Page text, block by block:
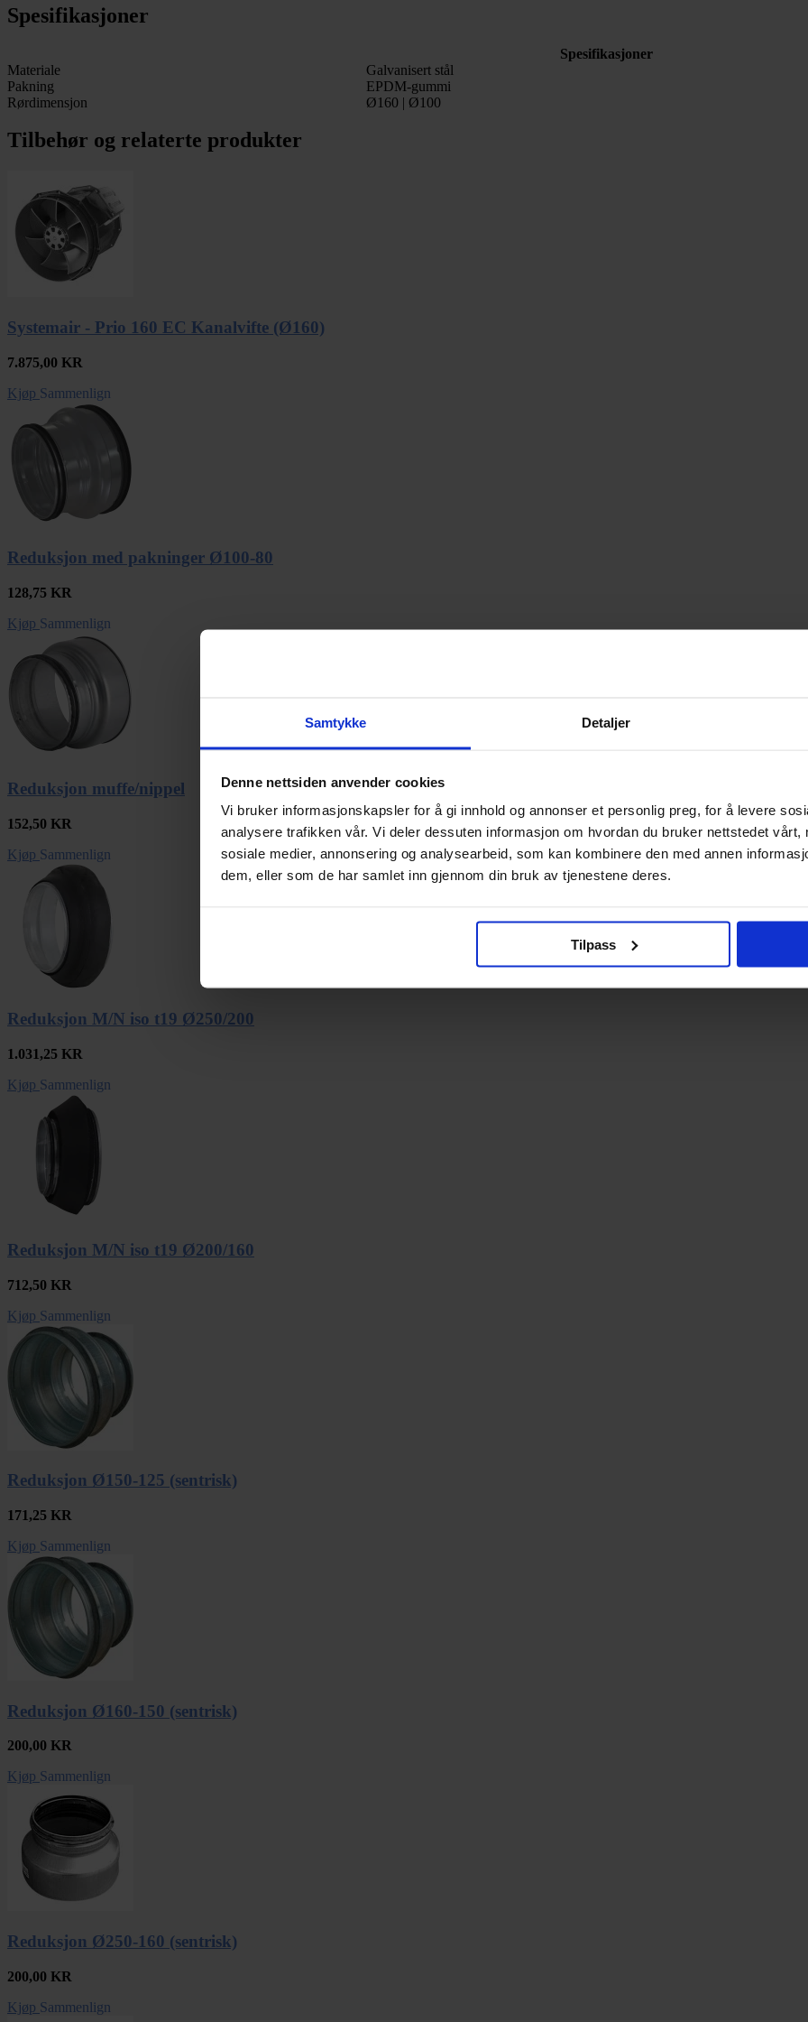
Samtykke Detaljer
Denne nettsiden anvender cookies
Vi bruker informasjonskapsler for å gi innhold og annonser et personlig preg, for å levere
analysere trafikken vår. Vi deler dessuten informasjon om hvordan du bruker nettstedet vårt,
sosiale medier, annonsering og analysearbeid, som kan kombinere den med annen
dem, eller som de har samlet inn gjennom din bruk av tjenestene deres.
Tilpass
Spesifikasjoner
Spesifikasjoner
Materiale
Galvanisert stål
Pakning
EPDM-gummi
Rørdimensjon
Ø160 | Ø100
Tilbehør og relaterte produkter
Systemair - Prio 160 EC Kanalvifte (Ø160)
7.875,00 KR
Kjøp Sammenlign
Reduksjon med pakninger Ø100-80
128,75 KR
Kjøp Sammenlign
Reduksjon muffe/nippel
152,50 KR
Kjøp Sammenlign
Reduksjon M/N iso t19 Ø250/200
1.031,25 KR
Kjøp Sammenlign
Reduksjon M/N iso t19 Ø200/160
712,50 KR
Kjøp Sammenlign
Reduksjon Ø150-125 (sentrisk)
171,25 KR
Kjøp Sammenlign
Reduksjon Ø160-150 (sentrisk)
200,00 KR
Kjøp Sammenlign
Reduksjon Ø250-160 (sentrisk)
200,00 KR
Kjøp Sammenlign